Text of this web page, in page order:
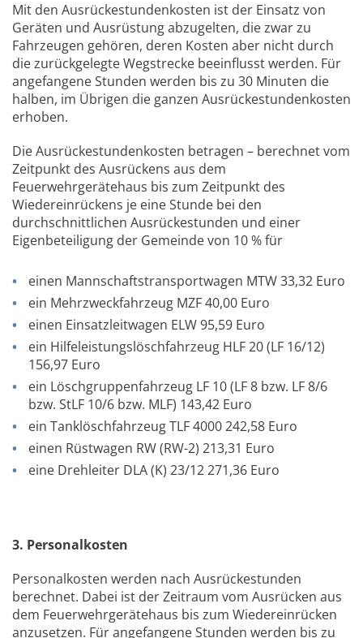
Mit den Ausrückestundenkosten ist der Einsatz von
Geräten und Ausrüstung abzugelten, die zwar zu
Fahrzeugen gehören, deren Kosten aber nicht durch
die zurückgelegte Wegstrecke beeinflusst werden. Für
angefangene Stunden werden bis zu 30 Minuten die
halben, im Übrigen die ganzen Ausrückestundenkosten
erhoben.
Die Ausrückestundenkosten betragen – berechnet vom
Zeitpunkt des Ausrückens aus dem
Feuerwehrgerätehaus bis zum Zeitpunkt des
Wiedereinrückens je eine Stunde bei den
durchschnittlichen Ausrückestunden und einer
Eigenbeteiligung der Gemeinde von 10 % für
einen Mannschaftstransportwagen MTW 33,32 Euro
ein Mehrzweckfahrzeug MZF 40,00 Euro
einen Einsatzleitwagen ELW 95,59 Euro
ein Hilfeleistungslöschfahrzeug HLF 20 (LF 16/12)
156,97 Euro
ein Löschgruppenfahrzeug LF 10 (LF 8 bzw. LF 8/6
bzw. StLF 10/6 bzw. MLF) 143,42 Euro
ein Tanklöschfahrzeug TLF 4000 242,58 Euro
einen Rüstwagen RW (RW-2) 213,31 Euro
eine Drehleiter DLA (K) 23/12 271,36 Euro
3. Personalkosten
Personalkosten werden nach Ausrückestunden
berechnet. Dabei ist der Zeitraum vom Ausrücken aus
dem Feuerwehrgerätehaus bis zum Wiedereinrücken
anzusetzen. Für angefangene Stunden werden bis zu